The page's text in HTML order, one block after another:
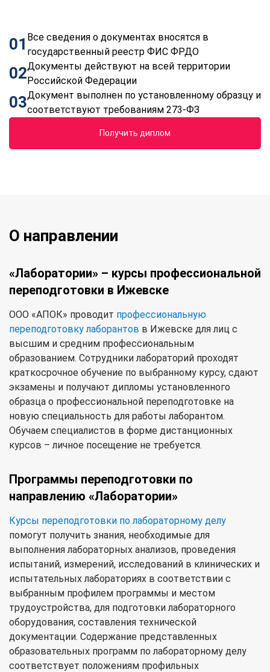
01 Все сведения о документах вносятся в
государственный реестр ФИС ФРДО
02Документы действуют на всей территории
Российской Федерации
03Документ выполнен по установленному образцу и
соответствуют требованиям 273-ФЗ
Получить диплом
О направлении
«Лаборатории» – курсы профессиональной
переподготовки в Ижевске
ООО «АПОК» проводит профессиональную
переподготовку лаборантов в Ижевске для лиц с
высшим и средним профессиональным
образованием. Сотрудники лабораторий проходят
краткосрочное обучение по выбранному курсу, сдают
экзамены и получают дипломы установленного
образца о профессиональной переподготовке на
новую специальность для работы лаборантом.
Обучаем специалистов в форме дистанционных
курсов – личное посещение не требуется.
Программы переподготовки по
направлению «Лаборатории»
Курсы переподготовки по лабораторному делу
помогут получить знания, необходимые для
выполнения лабораторных анализов, проведения
испытаний, измерений, исследований в клинических и
испытательных лабораториях в соответствии с
выбранным профилем программы и местом
трудоустройства, для подготовки лабораторного
оборудования, составления технической
документации. Содержание представленных
образовательных программ по лабораторному делу
соответствует положениям профильных